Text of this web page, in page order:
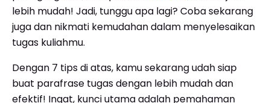
lebih mudah! Jadi, tunggu apa lagi? Coba sekarang
juga dan nikmati kemudahan dalam menyelesaikan
tugas kuliahmu.
Dengan 7 tips di atas, kamu sekarang udah siap
buat parafrase tugas dengan lebih mudah dan
efektif! Ingat, kunci utama adalah pemahaman